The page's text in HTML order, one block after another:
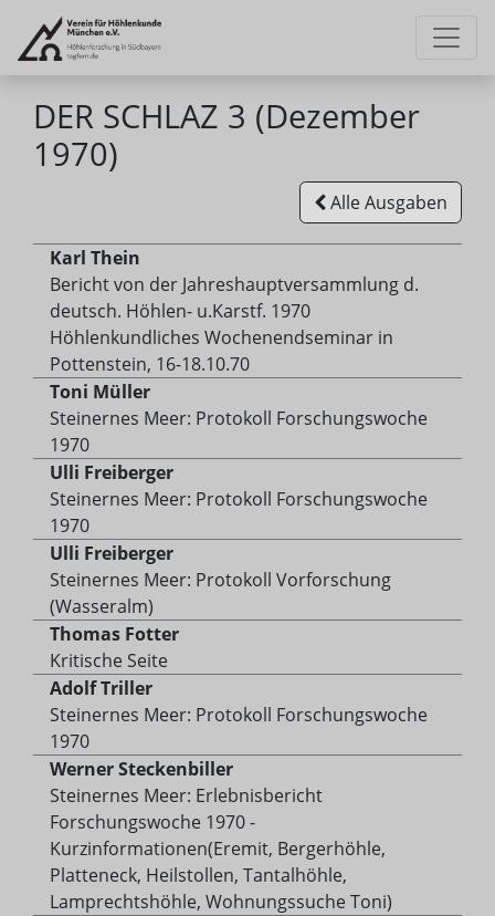
DER SCHLAZ 3 (Dezember
1970)
Alle Ausgaben
Karl Thein
Bericht von der Jahreshauptversammlung d.
deutsch. Höhlen- u.Karstf. 1970
Höhlenkundliches Wochenendseminar in
Pottenstein, 16-18.10.70
Toni Müller
Steinernes Meer: Protokoll Forschungswoche
1970
Ulli Freiberger
Steinernes Meer: Protokoll Forschungswoche
1970
Ulli Freiberger
Steinernes Meer: Protokoll Vorforschung
(Wasseralm)
Thomas Fotter
Kritische Seite
Adolf Triller
Steinernes Meer: Protokoll Forschungswoche
1970
Werner Steckenbiller
Steinernes Meer: Erlebnisbericht
Forschungswoche 1970 -
Kurzinformationen(Eremit, Bergerhöhle,
Platteneck, Heilstollen, Tantalhöhle,
Lamprechtshöhle, Wohnungssuche Toni)